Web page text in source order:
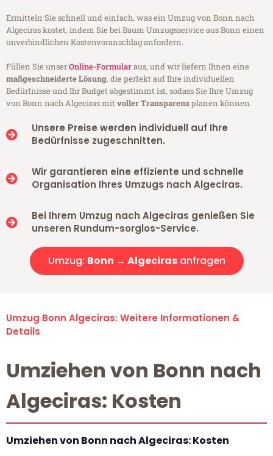
Ermitteln Sie schnell und einfach, was ein Umzug von Bonn nach
Algeciras kostet, indem Sie bei Baum Umzugsservice aus Bonn einen
unverbindlichen Kostenvoranschlag anfordern.
Füllen Sie unserOnline-Formularaus, und wir liefern Ihnen eine
maßgeschneiderte Lösung, die perfekt auf Ihre individuellen
Bedürfnisse und Ihr Budget abgestimmt ist, sodass Sie Ihre Umzug
von Bonn nach Algeciras mitvoller Transparenzplanen können.
Unsere Preise werden individuell auf Ihre
Bedürfnisse zugeschnitten.
Wir garantieren eine effiziente und schnelle
Organisation Ihres Umzugs nach Algeciras.
Bei Ihrem Umzug nach Algeciras genießen Sie
unseren Rundum-sorglos-Service.
Umzug: Bonn → Algecirasanfragen
Umzug Bonn Algeciras: Weitere Informationen &
Details
Umziehen von Bonn nach
Algeciras: Kosten
Umziehen von Bonn nach Algeciras: Kosten